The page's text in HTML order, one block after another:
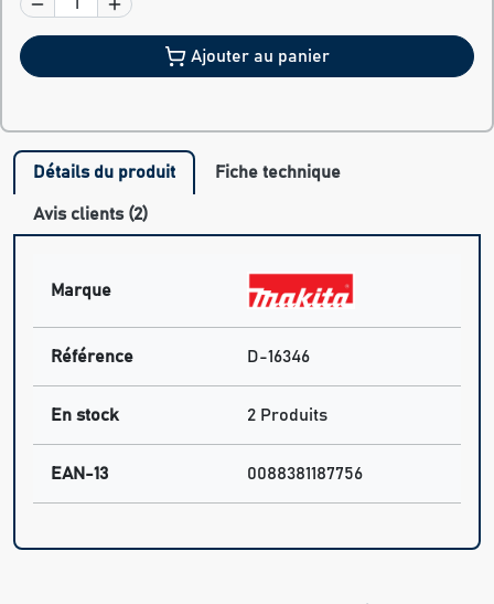
Ajouter au panier
Détails du produit Fiche technique
Avis clients (2)
Marque
Référence D-16346
En stock 2 Produits
EAN-13 0088381187756